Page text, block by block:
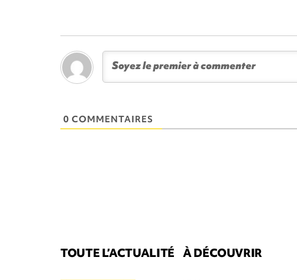
0 COMMENTAIRES
TOUTE L’ACTUALITÉ À DÉCOUVRIR